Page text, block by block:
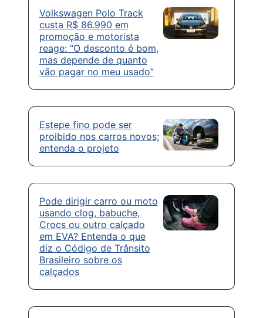
Volkswagen Polo Track
custa R$ 86.990 em
promoção e motorista
reage: “O desconto é bom,
mas depende de quanto
vão pagar no meu usado”
Estepe fino pode ser
proibido nos carros novos;
entenda o projeto
Pode dirigir carro ou moto
usando clog, babuche,
Crocs ou outro calçado
em EVA? Entenda o que
diz o Código de Trânsito
Brasileiro sobre os
calçados